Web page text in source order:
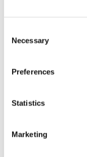
Selection
Necessary
Preferences
Statistics
Marketing
Pressione nominale